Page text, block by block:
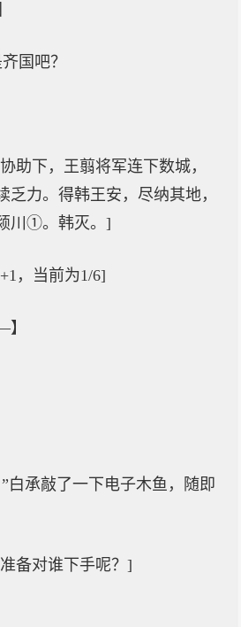
国吧？
助下，王翦将军连下数城，
乏力。得韩王安，尽纳其地，
川①。韩灭。]
，当前为1/6]
白承敲了一下电子木鱼，随即
备对谁下手呢？]